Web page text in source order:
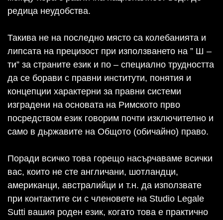
редица неудобства.
Такива не на последно място са колебанията и
липсата на прецизост при използването на ” Ш –
ти” за страните език и по – специално трудността
да се борави с правни институти, понятия и
концепции характерни за правни системи
изградени на основата на Римското прво
посредством език говорим почти изключително и
само в дьржавите на Общото (обичайно) право.
Поради всичко това горещо насърчаваме всички
вас, които не сте англичани, шотландци,
американци, австралийци и т.н. да използвате
при контактите си с членовете на Studio Legale
Sutti вашия роден език, когато това е практично